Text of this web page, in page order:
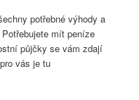
potřebné výhody a
mít peníze
půjčky se vám zdají
vás je tu